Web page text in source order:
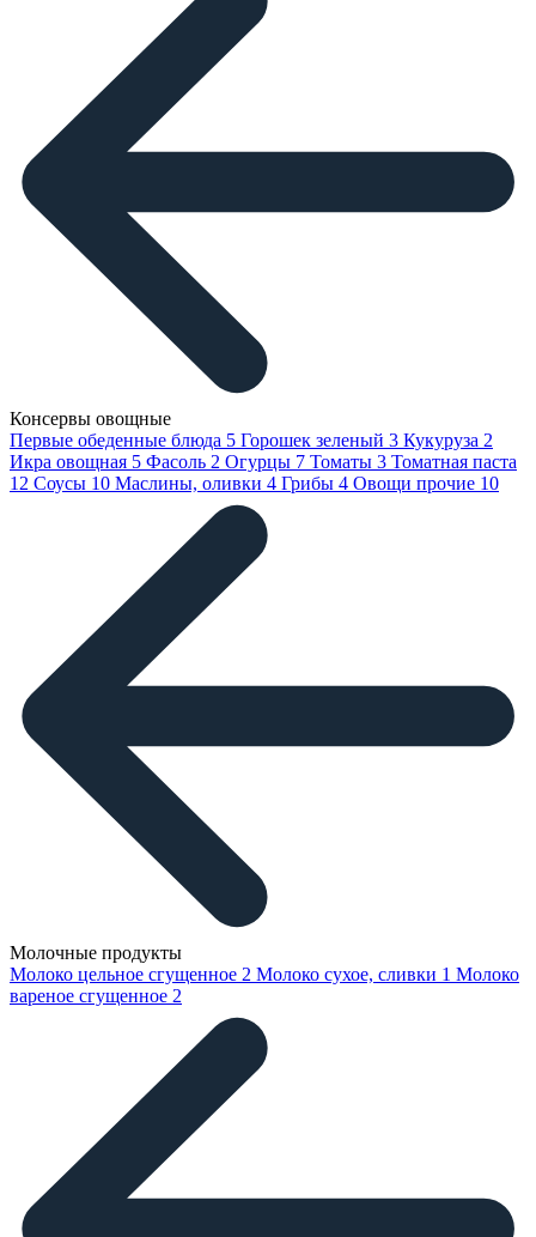
Консервы овощные
Первые обеденные блюда 5 Горошек зеленый 3 Кукуруза 2
Икра овощная 5 Фасоль 2 Огурцы 7 Томаты 3 Томатная паста
12 Соусы 10 Маслины, оливки 4 Грибы 4 Овощи прочие 10
Молочные продукты
Молоко цельное сгущенное 2 Молоко сухое, сливки 1 Молоко
вареное сгущенное 2